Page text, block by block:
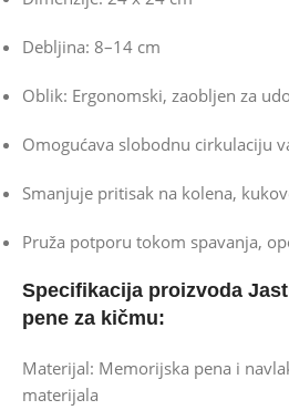
Debljina: 8–14 cm
Oblik: Ergonomski, zaobljen za
Omogućava slobodnu cirkulaciju
Smanjuje pritisak na kolena,
Pruža potporu tokom spavanja,
Specifikacija proizvoda J
pene za kičmu:
Materijal: Memorijska pena i
materijala